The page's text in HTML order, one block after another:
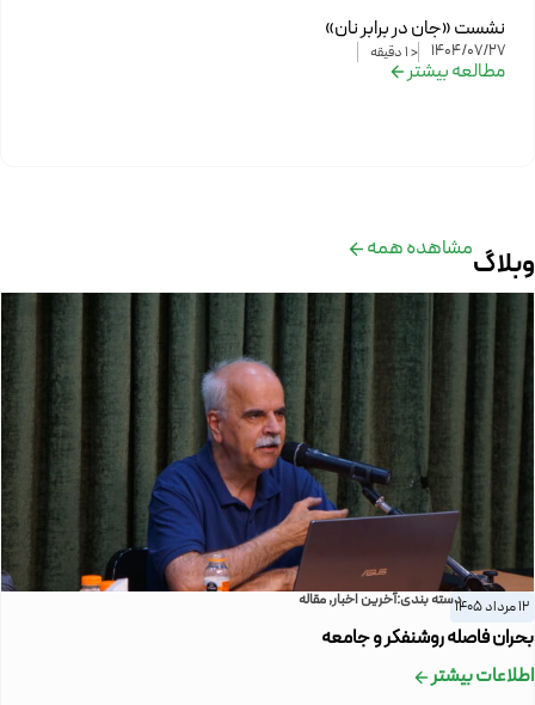
نشست «جان در برابر نان»
1404/07/27
< 1 دقیقه
مطالعه بیشتر
وبلاگمشاهده همه
12 مرداد 1405 دسته بندی:آخرین اخبار,مقاله
بحران فاصله روشنفکر و جامعه
اطلاعات بیشتر